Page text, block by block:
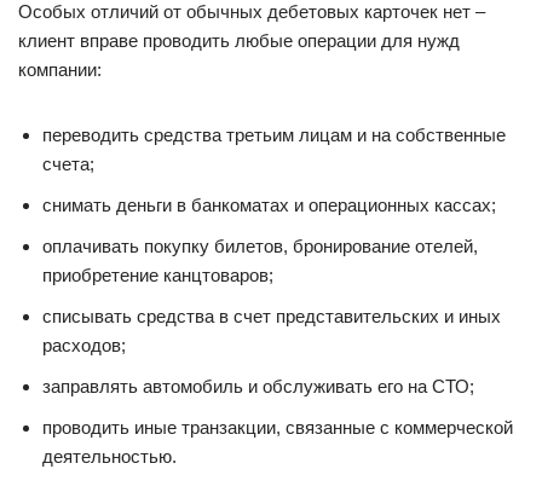
Особых отличий от обычных дебетовых карточек нет –
клиент вправе проводить любые операции для нужд
компании:
переводить средства третьим лицам и на собственные
счета;
снимать деньги в банкоматах и операционных кассах;
оплачивать покупку билетов, бронирование отелей,
приобретение канцтоваров;
списывать средства в счет представительских и иных
расходов;
заправлять автомобиль и обслуживать его на СТО;
проводить иные транзакции, связанные с коммерческой
деятельностью.